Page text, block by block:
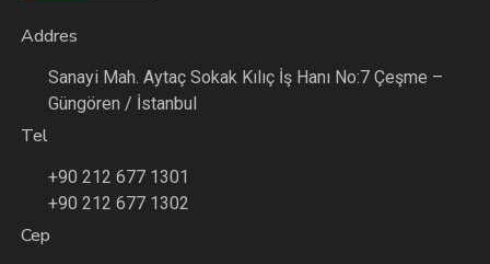
Addres
Sanayi Mah. Aytaç Sokak Kılıç İş Hanı No:7 Çeşme –
Güngören / İstanbul
Tel
+90 212 677 1301
+90 212 677 1302
Cep